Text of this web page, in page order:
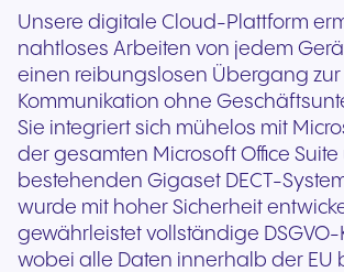
Unsere digitale Cloud-Plattform
nahtloses Arbeiten von jedem
einen reibungslosen Übergang
Kommunikation ohne
Sie integriert sich mühelos mit
der gesamten Microsoft Office
bestehenden Gigaset DECT-
wurde mit hoher Sicherheit
gewährleistet vollständige DSGVO-
wobei alle Daten innerhalb der EU